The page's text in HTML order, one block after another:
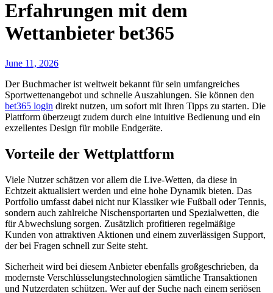
Erfahrungen mit dem
Wettanbieter bet365
June 11, 2026
Der Buchmacher ist weltweit bekannt für sein umfangreiches
Sportwettenangebot und schnelle Auszahlungen. Sie können den
bet365 login direkt nutzen, um sofort mit Ihren Tipps zu starten. Die
Plattform überzeugt zudem durch eine intuitive Bedienung und ein
exzellentes Design für mobile Endgeräte.
Vorteile der Wettplattform
Viele Nutzer schätzen vor allem die Live-Wetten, da diese in
Echtzeit aktualisiert werden und eine hohe Dynamik bieten. Das
Portfolio umfasst dabei nicht nur Klassiker wie Fußball oder Tennis,
sondern auch zahlreiche Nischensportarten und Spezialwetten, die
für Abwechslung sorgen. Zusätzlich profitieren regelmäßige
Kunden von attraktiven Aktionen und einem zuverlässigen Support,
der bei Fragen schnell zur Seite steht.
Sicherheit wird bei diesem Anbieter ebenfalls großgeschrieben, da
modernste Verschlüsselungstechnologien sämtliche Transaktionen
und Nutzerdaten schützen. Wer auf der Suche nach einem seriösen